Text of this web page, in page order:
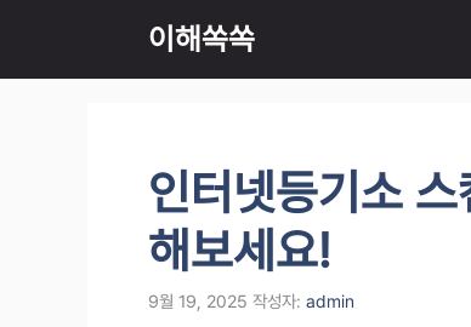
츠
이해쏙쏙
인터넷등기소
해보세요!
9월 19, 2025 작성자: admin